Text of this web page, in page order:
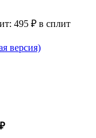
495 ₽ в сплит
версия)